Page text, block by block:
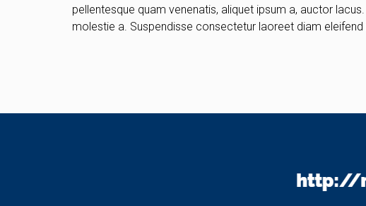
pellentesque quam venenatis, aliquet ipsum a, auctor
molestie a. Suspendisse consectetur laoreet diam eleifend